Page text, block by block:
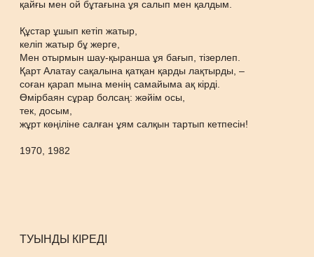
қайғы мен ой бұтағына ұя салып мен қалдым.
Құстар ұшып кетіп жатыр,
келіп жатыр бұ жерге,
Мен отырмын шау-қыранша ұя бағып, тізерлеп.
Қарт Алатау сақалына қатқан қарды лақтырды, –
соған қарап мына менің самайыма ақ кірді.
Өмірбаян сұрар болсаң: жәйім осы,
тек, досым,
жұрт көңіліне салған ұям салқын тартып кетпесін!
1970, 1982
ТУЫНДЫ КІРЕДІ